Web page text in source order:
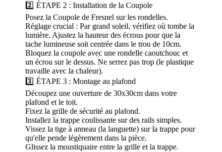
2️⃣ ÉTAPE 2 : Installation de la Coupole
Posez la Coupole de Fresnel sur les rondelles.
Réglage crucial : Par grand soleil, vérifiez où tombe la
lumière. Ajustez la hauteur des écrous pour que la
tache lumineuse soit centrée dans le trou de 10cm.
Bloquez la coupole avec une rondelle caoutchouc et
un écrou sur le dessus. Ne serrez pas trop (le plastique
travaille avec la chaleur).
3️⃣ ÉTAPE 3 : Montage au plafond
Découpez une ouverture de 30x30cm dans votre
plafond et le toit.
Fixez la grille de sécurité au plafond.
Installez la trappe coulissante sur des rails simples.
Vissez la tige à anneau (la languette) sur la trappe pour
qu'elle pende légèrement dans la pièce.
Glissez la moustiquaire entre la grille et la trappe.